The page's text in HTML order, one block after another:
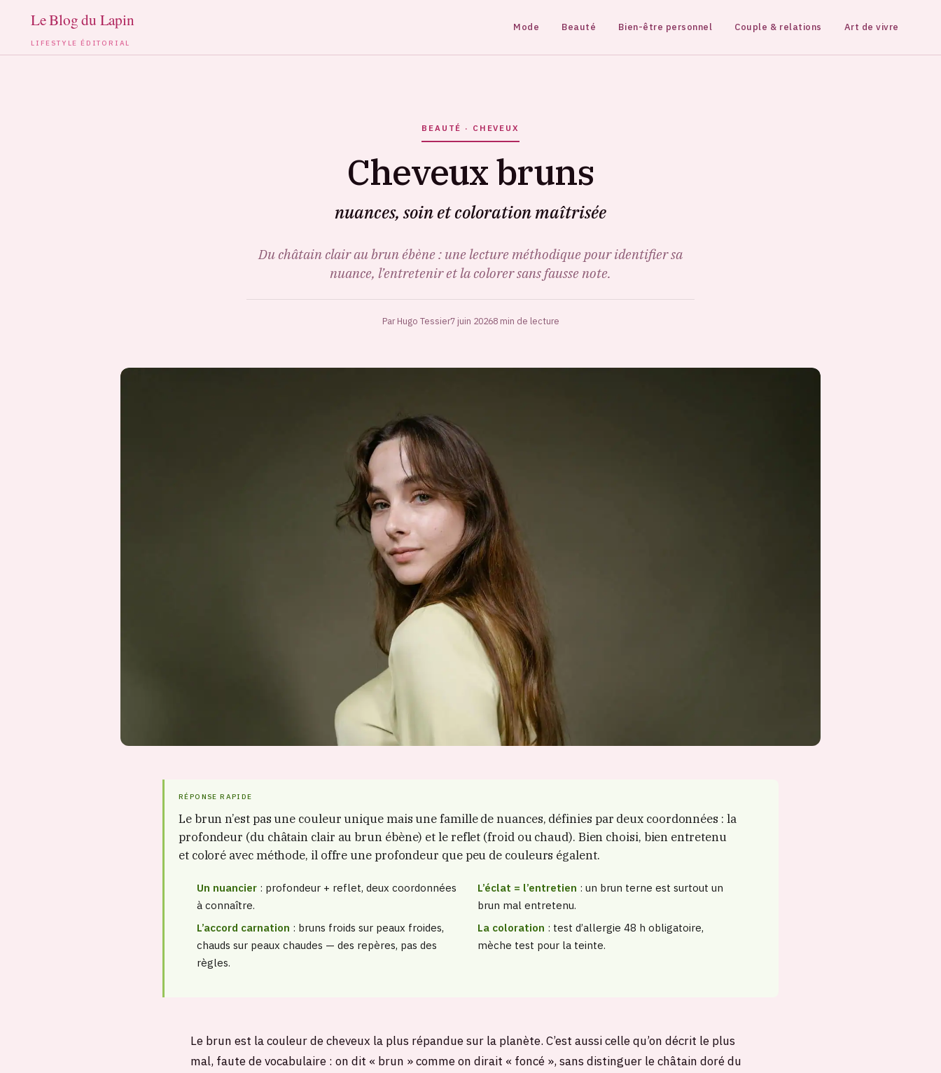
LIFESTYLE ÉDITORIAL
Mode Beauté Bien-être personnel Couple & relations Art de vivre
BEAUTÉ · CHEVEUX
Cheveux bruns
nuances, soin et coloration maîtrisée
Du châtain clair au brun ébène : une lecture méthodique pour identifier sa
nuance, l’entretenir et la colorer sans fausse note.
Par Hugo Tessier7 juin 20268 min de lecture
RÉPONSE RAPIDE
Le brun n’est pas une couleur unique mais une famille de nuances, définies par deux coordonnées : la
profondeur (du châtain clair au brun ébène) et le reflet (froid ou chaud). Bien choisi, bien entretenu
et coloré avec méthode, il offre une profondeur que peu de couleurs égalent.
Un nuancier: profondeur + reflet, deux coordonnées
à connaître.
L’accord carnation : bruns froids sur peaux froides,
chauds sur peaux chaudes — des repères, pas des
règles.
L’éclat = l’entretien : un brun terne est surtout un
brun mal entretenu.
La coloration : test d’allergie 48 h obligatoire,
mèche test pour la teinte.
Le brun est la couleur de cheveux la plus répandue sur la planète. C’est aussi celle qu’on décrit le plus
mal, faute de vocabulaire : on dit « brun » comme on dirait « foncé », sans distinguer le châtain doré du